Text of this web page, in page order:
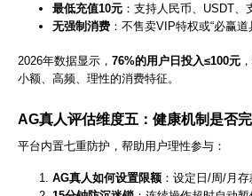
最低充值10元 ：支持人民币、USDT、
无强制消费 ：不售卖VIP特权或“必赢道
2026年数据显示， 76%的用户日投入≤100元
小额、高频、理性的消费特征。
AG真人评估维度五：健康机制是否
平台内置七重防护，帮助用户理性参与：
AG真人如何设置限额 ：设定日/周/月